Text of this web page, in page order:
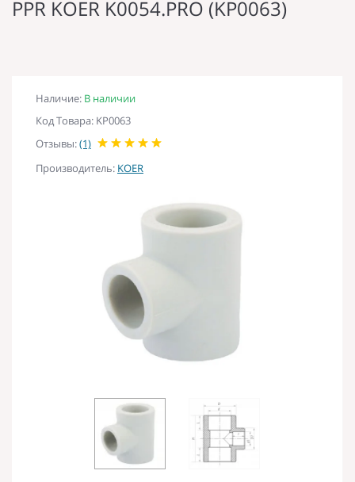
PPR KOER K0054.PRO (KP0063)
Наличие: В наличии
Код Товара: KP0063
Отзывы:(1)
Производитель: KOER